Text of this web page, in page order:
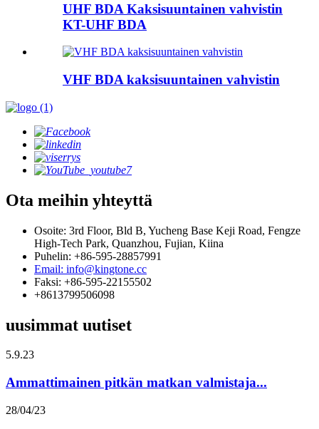
UHF BDA Kaksisuuntainen vahvistin
KT-UHF BDA
VHF BDA kaksisuuntainen vahvistin
Ota meihin yhteyttä
Osoite: 3rd Floor, Bld B, Yucheng Base Keji Road, Fengze
High-Tech Park, Quanzhou, Fujian, Kiina
Puhelin: +86-595-28857991
Email: info@kingtone.cc
Faksi: +86-595-22155502
+8613799506098
uusimmat uutiset
5.9.23
Ammattimainen pitkän matkan valmistaja...
28/04/23